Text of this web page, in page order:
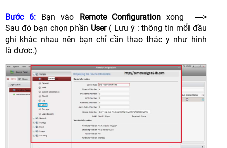
Bước 6: Bạn vào Remote Configuration xong
---->
Sau đó bạn chọn phần User( Lưu ý : thông tin mổi đầu
ghi khác nhau nên bạn chỉ cần thao thác y như hình
là đươc.)